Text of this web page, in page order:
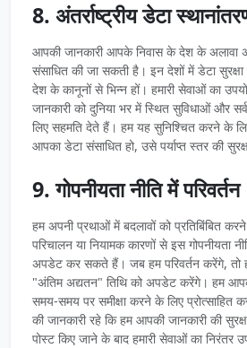
8. अंतर्राष्ट्रीय डेटा
आपकी जानकारी आपके निवास के देश के अलावा
संसाधित की जा सकती है। इन देशों में डेटा
देश के कानूनों से भिन्न हों। हमारी सेवाओं का
जानकारी को दुनिया भर में स्थित सुविधाओं और
लिए सहमति देते हैं। हम यह सुनिश्चित करने के
आपका डेटा संसाधित हो, उसे पर्याप्त स्तर की
9. गोपनीयता नीति में परिवर्तन
हम अपनी प्रथाओं में बदलावों को प्रतिबिंबित
परिचालन या नियामक कारणों से इस गोपनीयता
अपडेट कर सकते हैं। जब हम परिवर्तन करेंगे, तो
"अंतिम अद्यतन" तिथि को अपडेट करेंगे। हम
समय-समय पर समीक्षा करने के लिए प्रोत्साहित
की जानकारी रहे कि हम आपकी जानकारी की
पोस्ट किए जाने के बाद हमारी सेवाओं का निरंतर